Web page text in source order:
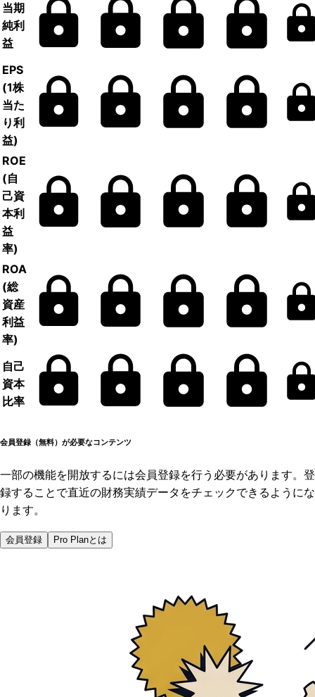
当期
純利
益
EPS
(1株
当た
り利
益)
ROE
(自
己資
本利
益
率)
ROA
(総
資産
利益
率)
自己
資本
比率
会員登録（無料）が必要なコンテンツ
一部の機能を開放するには会員登録を行う必要があります。登
録することで直近の財務実績データをチェックできるようにな
ります。
会員登録 Pro Planとは